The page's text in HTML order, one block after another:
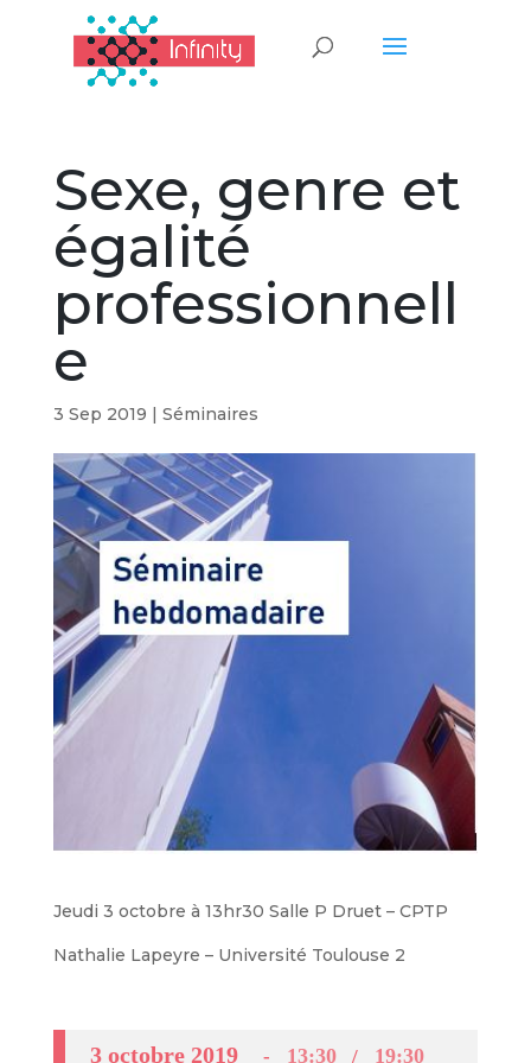
Sexe, genre et
égalité
professionnell
e
3 Sep 2019 | Séminaires
Jeudi 3 octobre à 13hr30 Salle P Druet – CPTP
Nathalie Lapeyre – Université Toulouse 2
3 octobre 2019 13:30 19:30